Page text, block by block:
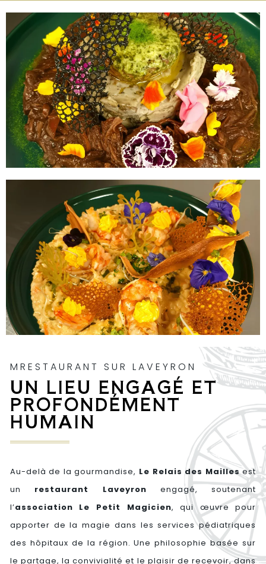
MRESTAURANT SUR LAVEYRON
UN LIEU ENGAGÉ ET
PROFONDÉMENT
HUMAIN
Au-delà de la gourmandise, Le Relais des Maillesest
un restaurant Laveyron engagé, soutenant
l’association Le Petit Magicien, qui œuvre pour
apporter de la magie dans les services pédiatriques
des hôpitaux de la région. Une philosophie basée sur
le partage, la convivialité et le plaisir de recevoir, dans